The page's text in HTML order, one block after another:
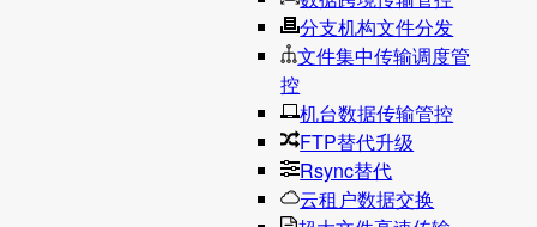
分支机构文件分发
文件集中传输调度管
控
机台数据传输管控
FTP替代升级
Rsync替代
云租户数据交换